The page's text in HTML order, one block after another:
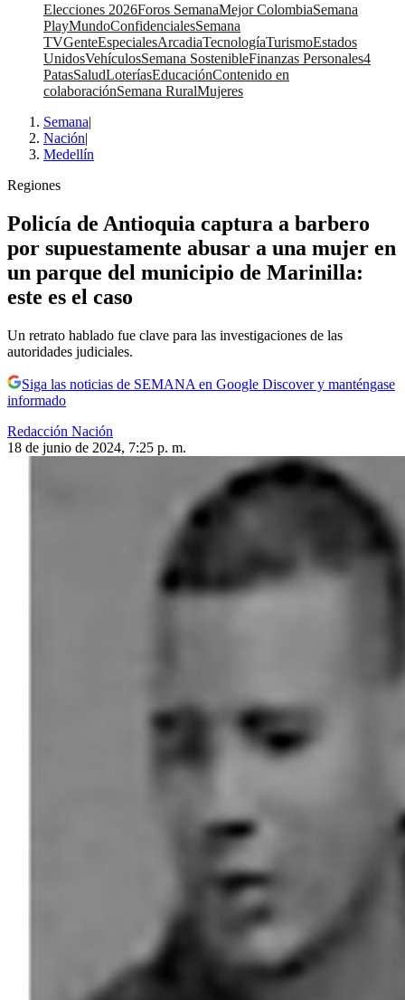
Elecciones 2026Foros SemanaMejor ColombiaSemana
PlayMundoConfidencialesSemana
TVGenteEspecialesArcadiaTecnologíaTurismoEstados
UnidosVehículosSemana SostenibleFinanzas Personales4
PatasSaludLoteríasEducaciónContenido en
colaboraciónSemana RuralMujeres
Semana|
Nación|
Medellín
Regiones
Policía de Antioquia captura a barbero
por supuestamente abusar a una mujer en
un parque del municipio de Marinilla:
este es el caso
Un retrato hablado fue clave para las investigaciones de las
autoridades judiciales.
Siga las noticias de SEMANA en Google Discover y manténgase
informado
Redacción Nación
18 de junio de 2024, 7:25 p. m.